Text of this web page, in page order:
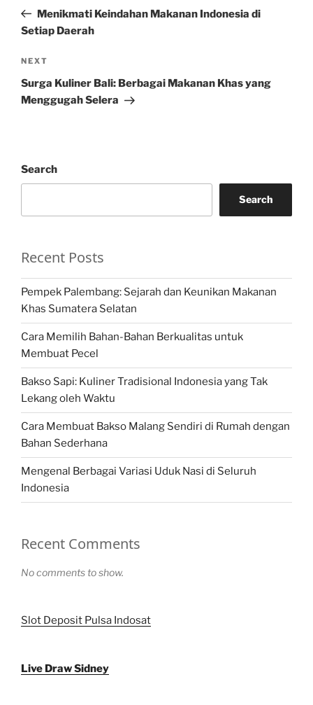
PostMenikmati Keindahan Makanan Indonesia di
Setiap Daerah
Next
Post
NEXT
Surga Kuliner Bali: Berbagai Makanan Khas yang
Menggugah Selera
Search
Search
Recent Posts
Pempek Palembang: Sejarah dan Keunikan Makanan
Khas Sumatera Selatan
Cara Memilih Bahan-Bahan Berkualitas untuk
Membuat Pecel
Bakso Sapi: Kuliner Tradisional Indonesia yang Tak
Lekang oleh Waktu
Cara Membuat Bakso Malang Sendiri di Rumah dengan
Bahan Sederhana
Mengenal Berbagai Variasi Uduk Nasi di Seluruh
Indonesia
Recent Comments
No comments to show.
Slot Deposit Pulsa Indosat
Live Draw Sidney